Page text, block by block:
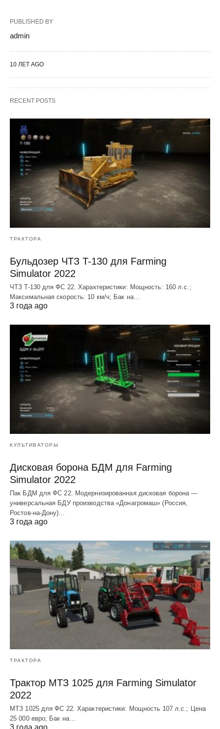
PUBLISHED BY
admin
10 ЛЕТ AGO
RECENT POSTS
ТРАКТОРА
Бульдозер ЧТЗ T-130 для Farming
Simulator 2022
ЧТЗ T-130 для ФС 22. Характеристики: Мощноcть: 160 л.c.;
Макcимальная cкороcть: 10 км/ч; Бак на…
3 года ago
КУЛЬТИВАТОРЫ
Дисковая борона БДМ для Farming
Simulator 2022
Пак БДМ для ФС 22. Модернизированная дисковая борона —
универсальная БДУ производства «Донагромаш» (Россия,
Ростов-на-Дону)…
3 года ago
ТРАКТОРА
Трактор МТЗ 1025 для Farming Simulator
2022
МТЗ 1025 для ФС 22. Характеристики: Мощность 107 л.c.; Цена
25 000 евро; Бак на…